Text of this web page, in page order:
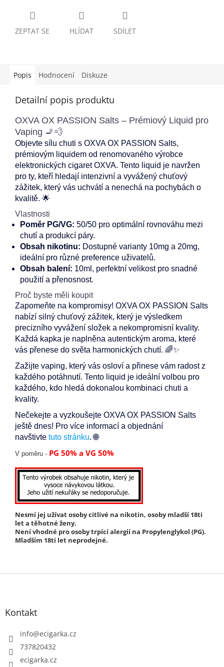
ZEPTAT SE HLÍDAT SDÍLET
Popis Hodnocení Diskuze
Detailní popis produktu
OXVA OX PASSION Salts – Prémiový Liquid pro
Vaping 🚬💨
Objevte sílu chuti s OXVA OX PASSION Salts,
prémiovým liquidem od renomovaného výrobce
elektronických cigaret OXVA. Tento liquid je navržen
pro ty, kteří hledají intenzivní a vyvážený chuťový
zážitek, který vás uchvátí a nenechá na pochybách o
kvalitě. 🌟
Vlastnosti
Poměr PG/VG: 50/50 pro optimální rovnováhu mezi
chutí a produkcí páry.
Obsah nikotinu: Dostupné varianty 10mg a 20mg,
ideální pro různé preference uživatelů.
Obsah balení: 10ml, perfektní velikost pro snadné
použití a přenosnost.
Proč byste měli koupit
Zapomeňte na kompromisy! OXVA OX PASSION Salts
nabízí silný chuťový zážitek, který je výsledkem
precizního vyvážení složek a nekompromisní kvality.
Každá kapka je naplněna autentickým aroma, které
vás přenese do světa harmonických chutí. 🌈✨
Zažijte vaping, který vás osloví a přinese vám radost z
každého potáhnutí. Tento liquid je ideální volbou pro
každého, kdo hledá dokonalou kombinaci chuti a
kvality.
Nečekejte a vyzkoušejte OXVA OX PASSION Salts
ještě dnes! Pro více informací a objednání
navštivte tuto stránku. 🌐
V poměru - PG 50% a VG 50%
Nesmí jej užívat osoby citlivé na nikotin, osoby mladší 18ti
let a těhotné ženy.
Není vhodné pro osoby trpící alergií na Propylenglykol (PG).
Mladším 18ti let neprodejné.
Kontakt
info@ecigarka.cz
737820432
ecigarka.cz